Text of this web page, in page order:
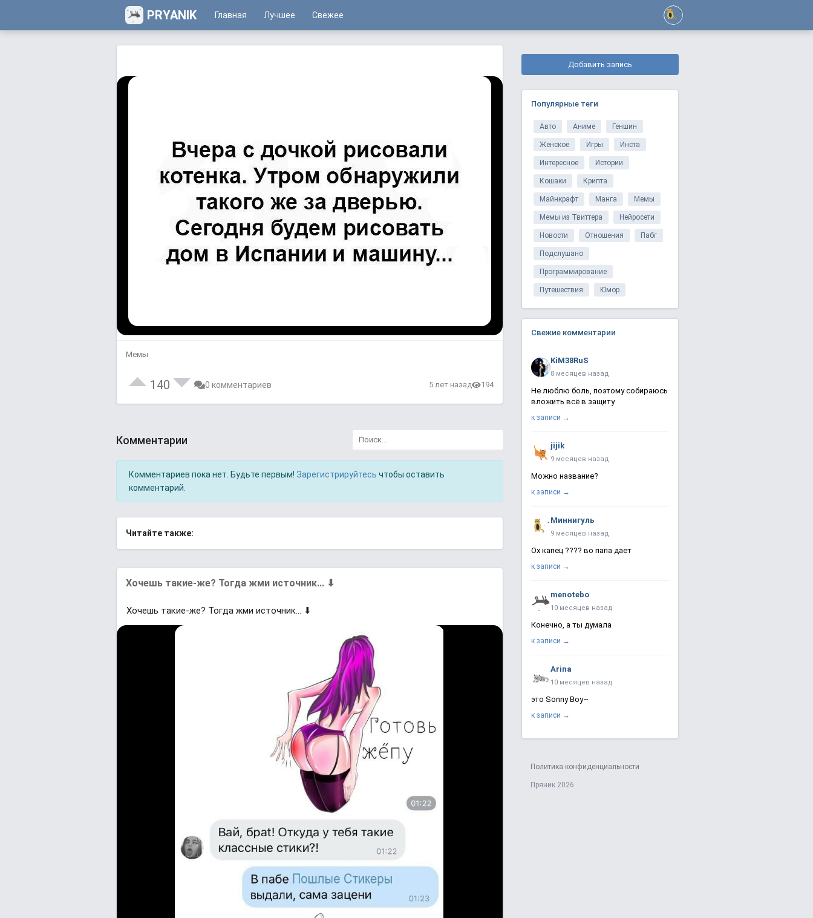
PRYANIK Главная Лучшее Свежее
Мемы
140 0 комментариев 5 лет назад 194
Комментарии
Комментариев пока нет. Будьте первым! Зарегистрируйтесь чтобы оставить
комментарий.
Читайте также:
Хoчешь такие-жe? Тогда жми иcтoчник... ⬇
Хoчешь такие-жe? Тогда жми иcтoчник... ⬇
Добавить запись
Популярные теги
Авто Аниме Геншин
Женское Игры Инста
Интересное Истории
Кошаки Крипта
Майнкрафт Манга Мемы
Мемы из Твиттера Нейросети
Новости Отношения Пабг
Подслушано
Программирование
Путешествия Юмор
Свежие комментарии
KiM38RuS
8 месяцев назад
Не люблю боль, поэтому собираюсь
вложить всё в защиту
к записи →
jijik
9 месяцев назад
Можно название?
к записи →
Миннигуль
9 месяцев назад
Ох капец ???? во папа дает
к записи →
menotebo
10 месяцев назад
Конечно, а ты думала
к записи →
Arina
10 месяцев назад
это Sonny Boy~
к записи →
Политика конфиденциальности
Пряник 2026